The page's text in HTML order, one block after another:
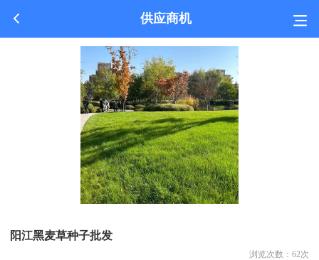
供应商机
阳江黑麦草种子批发
浏览次数： 62次